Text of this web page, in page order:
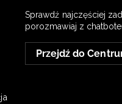
Sprawdź najczęściej
porozmawiaj z
Przejdź do